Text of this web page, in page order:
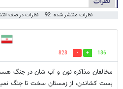
نظرات منتشر شده: 92 نظرات در صف
186
828
مخالفان مذاکره نون و آب شان در جنگ
بست کشاندن، از زمستان سخت تا جنگ